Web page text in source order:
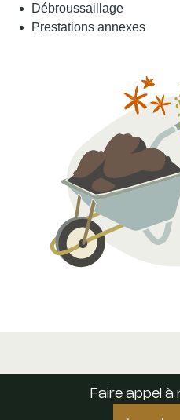
Débroussaillage
Prestations annexes
Faire appel à